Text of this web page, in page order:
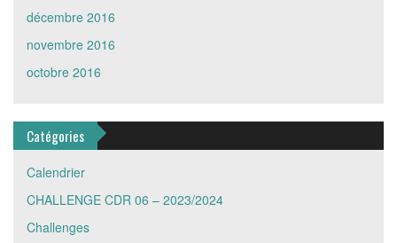
décembre 2016
novembre 2016
octobre 2016
Catégories
Calendrier
CHALLENGE CDR 06 – 2023/2024
Challenges